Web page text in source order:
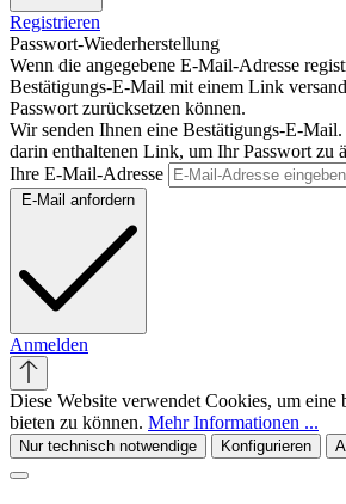
Registrieren
Passwort-Wiederherstellung
Wenn die angegebene E-Mail-Adresse
Bestätigungs-E-Mail mit einem Link
Passwort zurücksetzen können.
Wir senden Ihnen eine Bestätigungs-E-
darin enthaltenen Link, um Ihr Passwort zu
Ihre E-Mail-Adresse
E-Mail anfordern
Anmelden
Diese Website verwendet Cookies, um eine
bieten zu können. Mehr Informationen ...
Nur technisch notwendige Konfigurieren